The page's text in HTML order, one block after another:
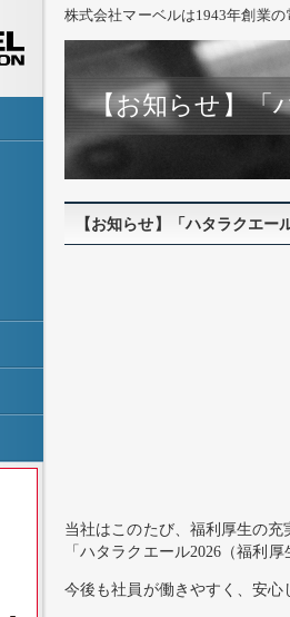
株式会社マーベルは1943年創業
【お知らせ】「
【お知らせ】「ハタラクエー
当社はこのたび、福利厚生の
「ハタラクエール2026（福利
今後も社員が働きやすく、安